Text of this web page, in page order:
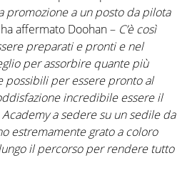
promozione a un posto da pilota
affermato Doohan – C’è così
preparati e pronti e nel
per assorbire quante più
possibili per essere pronto al
incredibile essere il
a sedere su un sedile da
estremamente grato a coloro
il percorso per rendere tutto